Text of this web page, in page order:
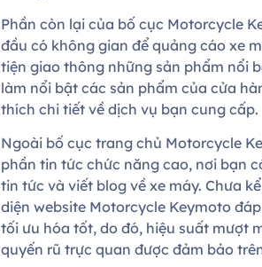
Phần còn lại của bố cục Motorcycle
đầu có không gian để quảng cáo xe
tiện giao thông những sản phẩm nổi
làm nổi bật các sản phẩm của cửa
thích chi tiết về dịch vụ bạn cung cấp.
Ngoài bố cục trang chủ Motorcycle
phần tin tức chức năng cao, nơi bạn
tin tức và viết blog về xe máy. Chưa
diện website Motorcycle Keymoto
tối ưu hóa tốt, do đó, hiệu suất mượt
quyến rũ trực quan được đảm bảo